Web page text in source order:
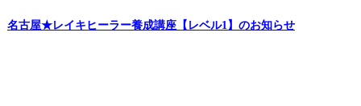
名古屋★レイキヒーラー養成講座【レベル1】のお知らせ